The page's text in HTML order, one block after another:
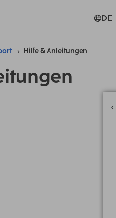
DE
Hilfe & Anleitungen